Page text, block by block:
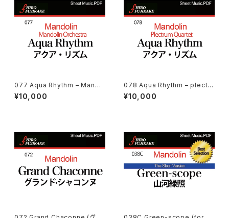
077 Aqua Rhythm – Mando
lin Orchestra (アクア·リズム
（マンドリン合奏の為の）)
¥10,000
078 Aqua Rhythm – plectru
m Quartet(アクア·リズム（プレ
クトラム４重奏の為の）)
¥10,000